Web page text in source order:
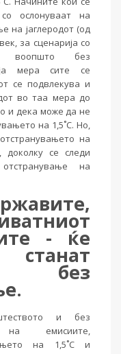
ослонуваат на
на јаглеродот (од
за сценарија со
воопшто без
мера сите се
се подвлекува и
во таа мера до
и дека може да не
на 1,5˚C. Но,
на
доколку се следи
на
- ќе
без
и без
на емисиите,
на 1,5˚C и